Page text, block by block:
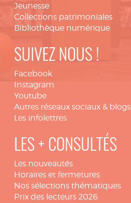
Jeunesse
Collections patrimoniales
Bibliothèque numérique
SUIVEZ NOUS !
Facebook
Instagram
Youtube
Autres réseaux sociaux & blogs
Les infolettres
LES + CONSULTÉS
Les nouveautés
Horaires et fermetures
Nos sélections thématiques
Prix des lecteurs 2026